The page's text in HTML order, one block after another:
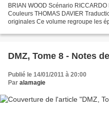
BRIAN WOOD Scénario
Couleurs THOMAS DAVIER
originales Ce volume regroupe les
DMZ, Tome 8 - Notes
Publié le 14/01/2011 à 20:00
Par alamagie